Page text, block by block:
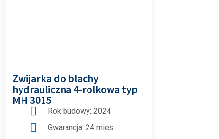
Zwijarka do blachy
hydrauliczna 4-rolkowa typ
MH 3015
Rok budowy: 2024
Gwarancja: 24 mies.